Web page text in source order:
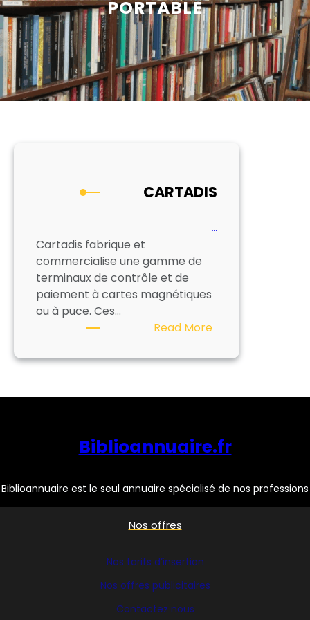
PORTABLE
CARTADIS
…
Cartadis fabrique et
commercialise une gamme de
terminaux de contrôle et de
paiement à cartes magnétiques
ou à puce. Ces…
Read More:
Biblioannuaire.fr
Biblioannuaire est le seul annuaire spécialisé de nos professions
Nos offres
Nos tarifs d’insertion
Nos offres publicitaires
Contactez nous